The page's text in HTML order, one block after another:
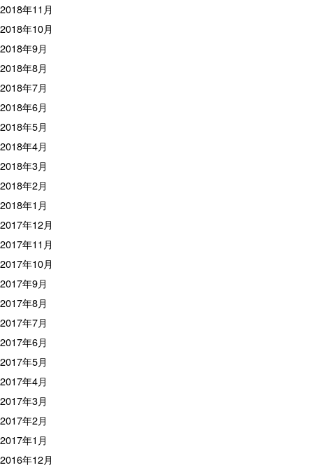
2018年11月
2018年10月
2018年9月
2018年8月
2018年7月
2018年6月
2018年5月
2018年4月
2018年3月
2018年2月
2018年1月
2017年12月
2017年11月
2017年10月
2017年9月
2017年8月
2017年7月
2017年6月
2017年5月
2017年4月
2017年3月
2017年2月
2017年1月
2016年12月